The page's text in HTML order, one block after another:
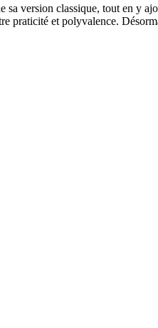
version classique, tout en y
et polyvalence.